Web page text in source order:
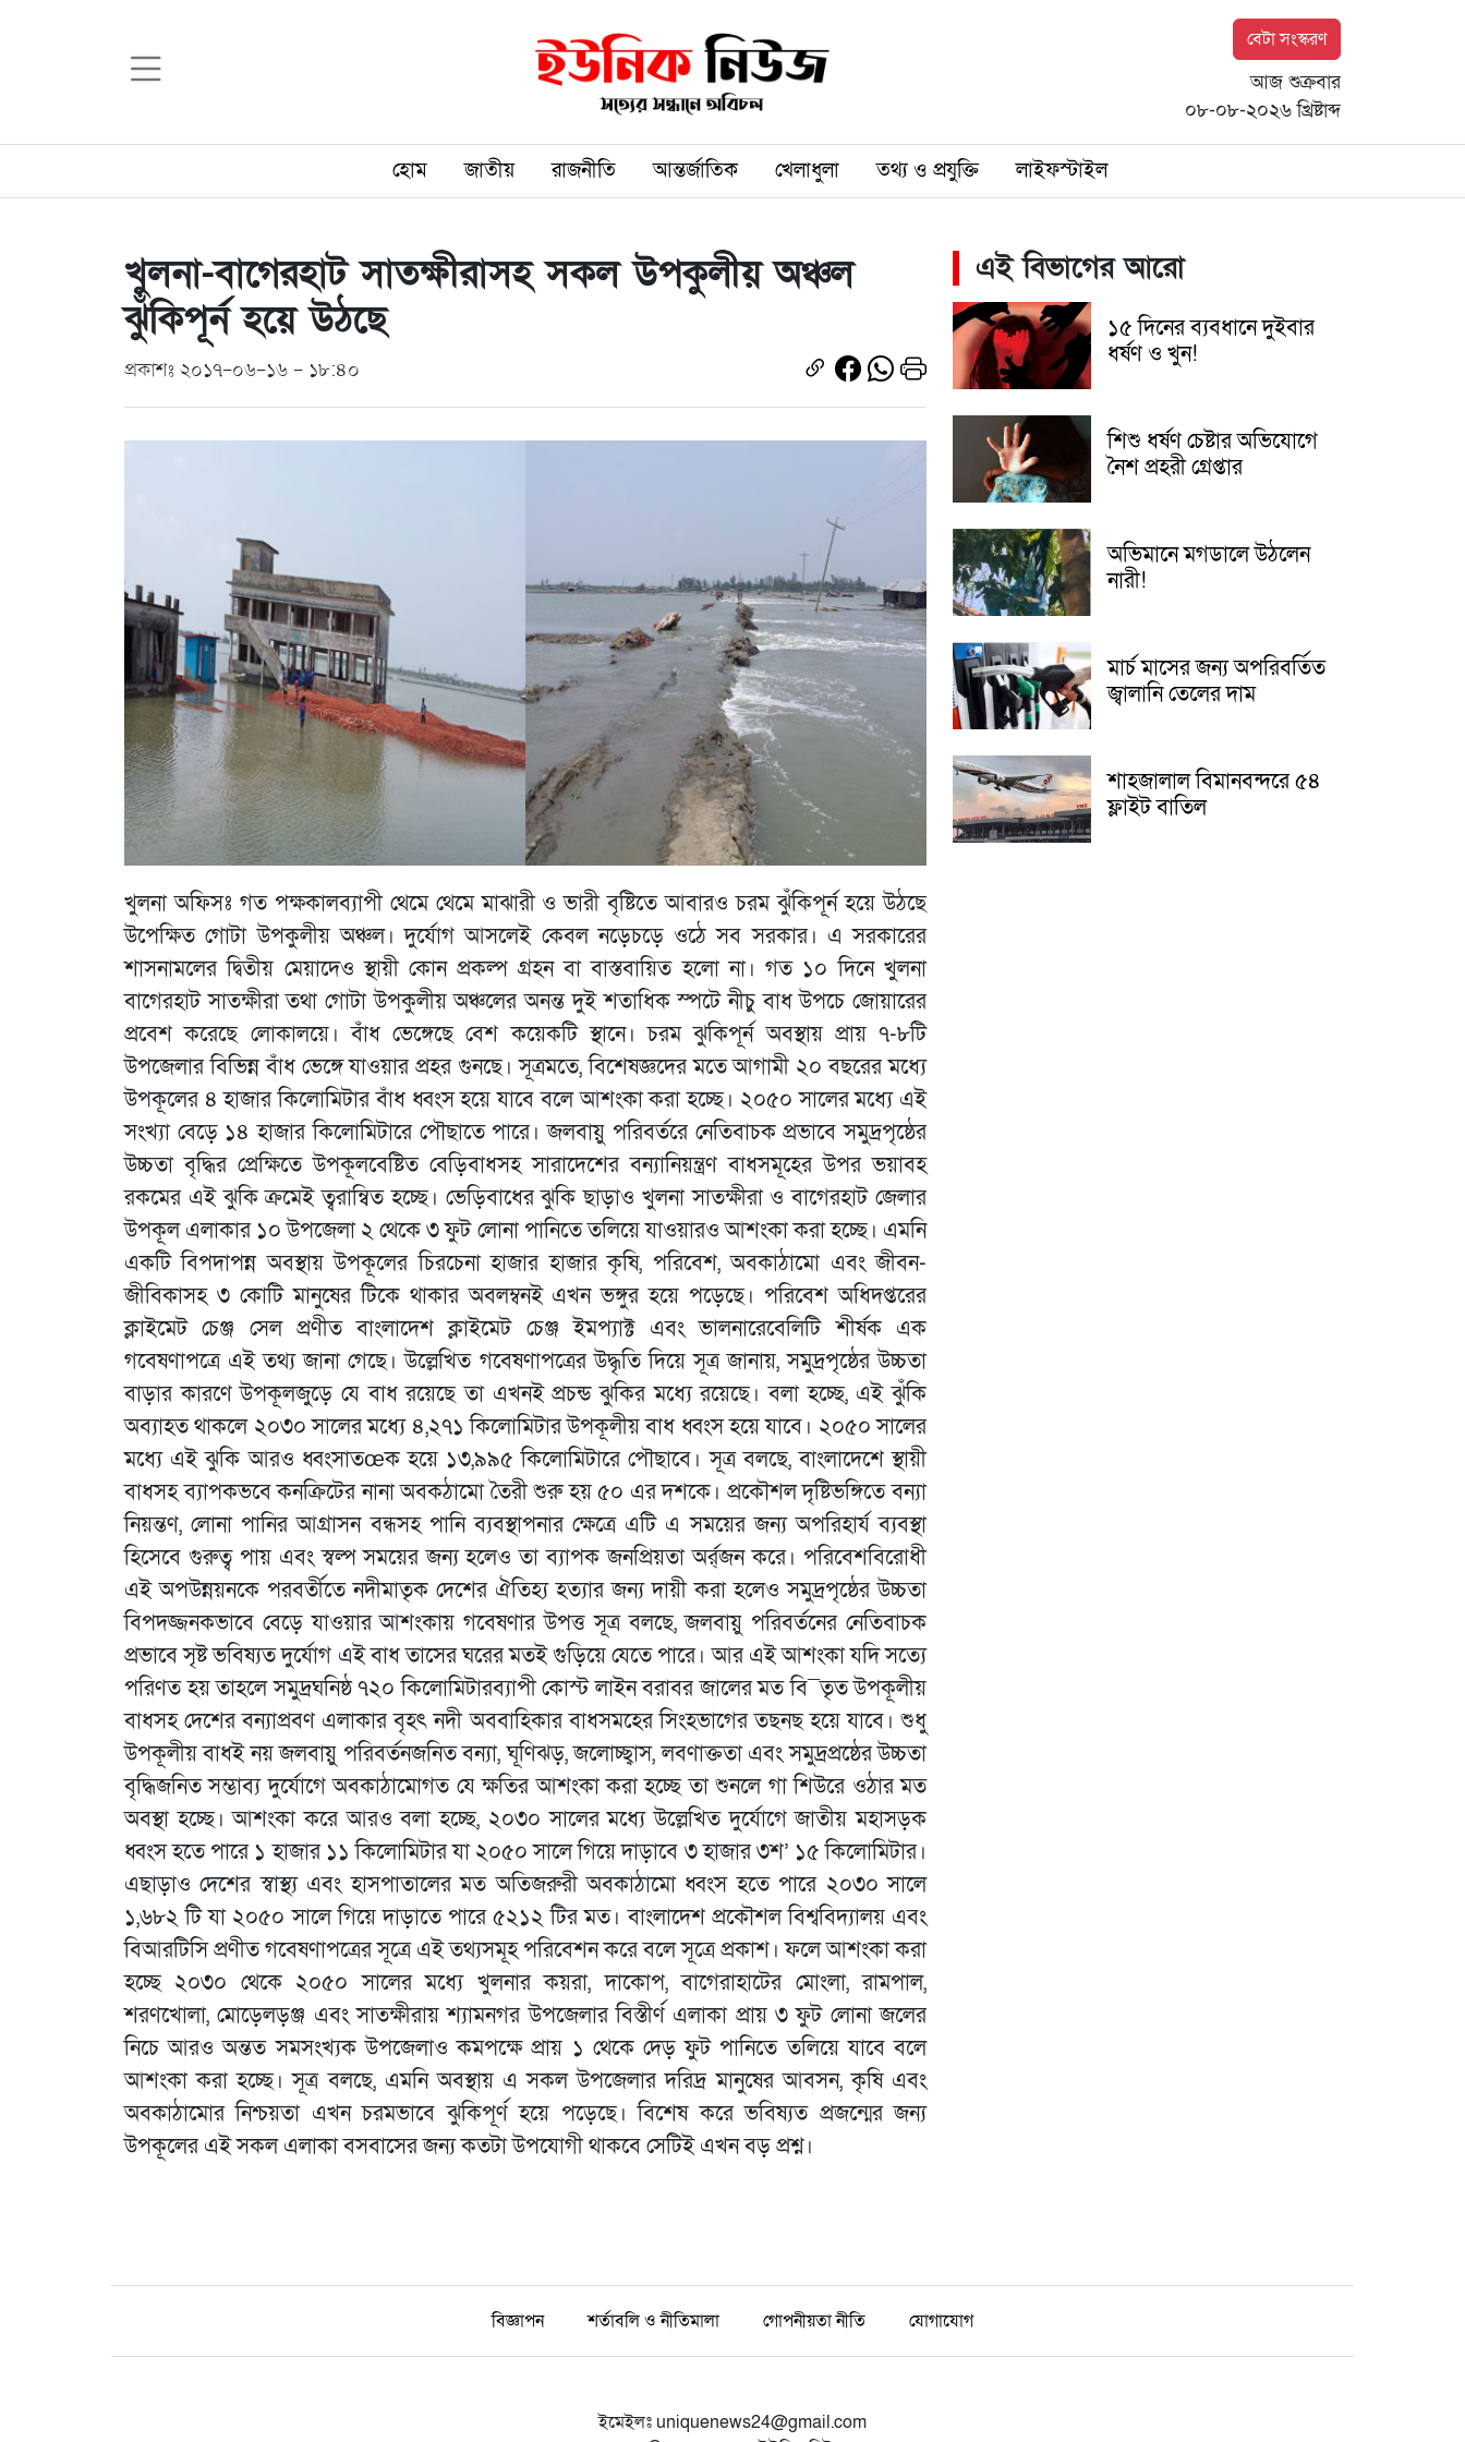
বেটা সংস্করণ
আজ শুক্রবার
০৮-০৮-২০২৬ খ্রিষ্টাব্দ
হোম জাতীয় রাজনীতি আন্তর্জাতিক খেলাধুলা তথ্য ও প্রযুক্তি লাইফস্টাইল
খুলনা-বাগেরহাট সাতক্ষীরাসহ সকল উপকুলীয় অঞ্চল
ঝুঁকিপূর্ন হয়ে উঠছে
প্রকাশঃ ২০১৭-০৬-১৬ - ১৮:৪০
খুলনা অফিসঃ গত পক্ষকালব্যাপী থেমে থেমে মাঝারী ও ভারী বৃষ্টিতে আবারও চরম ঝুঁকিপূর্ন হয়ে উঠছে
উপেক্ষিত গোটা উপকুলীয় অঞ্চল। দুর্যোগ আসলেই কেবল নড়েচড়ে ওঠে সব সরকার। এ সরকারের
শাসনামলের দ্বিতীয় মেয়াদেও স্থায়ী কোন প্রকল্প গ্রহন বা বাস্তবায়িত হলো না। গত ১০ দিনে খুলনা
বাগেরহাট সাতক্ষীরা তথা গোটা উপকুলীয় অঞ্চলের অনন্ত দুই শতাধিক স্পটে নীচু বাধ উপচে জোয়ারের
প্রবেশ করেছে লোকালয়ে। বাঁধ ভেঙ্গেছে বেশ কয়েকটি স্থানে। চরম ঝুকিপূর্ন অবস্থায় প্রায় ৭-৮টি
উপজেলার বিভিন্ন বাঁধ ভেঙ্গে যাওয়ার প্রহর গুনছে। সূত্রমতে, বিশেষজ্ঞদের মতে আগামী ২০ বছরের মধ্যে
উপকূলের ৪ হাজার কিলোমিটার বাঁধ ধ্বংস হয়ে যাবে বলে আশংকা করা হচ্ছে। ২০৫০ সালের মধ্যে এই
সংখ্যা বেড়ে ১৪ হাজার কিলোমিটারে পৌছাতে পারে। জলবায়ু পরিবর্তরে নেতিবাচক প্রভাবে সমুদ্রপৃষ্ঠের
উচ্চতা বৃদ্ধির প্রেক্ষিতে উপকূলবেষ্টিত বেড়িবাধসহ সারাদেশের বন্যানিয়ন্ত্রণ বাধসমূহের উপর ভয়াবহ
রকমের এই ঝুকি ক্রমেই ত্বরান্বিত হচ্ছে। ভেড়িবাধের ঝুকি ছাড়াও খুলনা সাতক্ষীরা ও বাগেরহাট জেলার
উপকূল এলাকার ১০ উপজেলা ২ থেকে ৩ ফুট লোনা পানিতে তলিয়ে যাওয়ারও আশংকা করা হচ্ছে। এমনি
একটি বিপদাপন্ন অবস্থায় উপকূলের চিরচেনা হাজার হাজার কৃষি, পরিবেশ, অবকাঠামো এবং জীবন-
জীবিকাসহ ৩ কোটি মানুষের টিকে থাকার অবলম্বনই এখন ভঙ্গুর হয়ে পড়েছে। পরিবেশ অধিদপ্তরের
ক্লাইমেট চেঞ্জ সেল প্রণীত বাংলাদেশ ক্লাইমেট চেঞ্জ ইমপ্যাক্ট এবং ভালনারেবেলিটি শীর্ষক এক
গবেষণাপত্রে এই তথ্য জানা গেছে। উল্লেখিত গবেষণাপত্রের উদ্ধৃতি দিয়ে সূত্র জানায়, সমুদ্রপৃষ্ঠের উচ্চতা
বাড়ার কারণে উপকূলজুড়ে যে বাধ রয়েছে তা এখনই প্রচন্ড ঝুকির মধ্যে রয়েছে। বলা হচ্ছে, এই ঝুঁকি
অব্যাহত থাকলে ২০৩০ সালের মধ্যে ৪,২৭১ কিলোমিটার উপকূলীয় বাধ ধ্বংস হয়ে যাবে। ২০৫০ সালের
মধ্যে এই ঝুকি আরও ধ্বংসাতœক হয়ে ১৩,৯৯৫ কিলোমিটারে পৌছাবে। সূত্র বলছে, বাংলাদেশে স্থায়ী
বাধসহ ব্যাপকভবে কনক্রিটের নানা অবকঠামো তৈরী শুরু হয় ৫০ এর দশকে। প্রকৌশল দৃষ্টিভঙ্গিতে বন্যা
নিয়ন্তণ, লোনা পানির আগ্রাসন বন্ধসহ পানি ব্যবস্থাপনার ক্ষেত্রে এটি এ সময়ের জন্য অপরিহার্য ব্যবস্থা
হিসেবে গুরুত্ব পায় এবং স্বল্প সময়ের জন্য হলেও তা ব্যাপক জনপ্রিয়তা অর্র্জন করে। পরিবেশবিরোধী
এই অপউন্নয়নকে পরবর্তীতে নদীমাতৃক দেশের ঐতিহ্য হত্যার জন্য দায়ী করা হলেও সমুদ্রপৃষ্ঠের উচ্চতা
বিপদজ্জনকভাবে বেড়ে যাওয়ার আশংকায় গবেষণার উপত্ত সূত্র বলছে, জলবায়ু পরিবর্তনের নেতিবাচক
প্রভাবে সৃষ্ট ভবিষ্যত দুর্যোগ এই বাধ তাসের ঘরের মতই গুড়িয়ে যেতে পারে। আর এই আশংকা যদি সত্যে
পরিণত হয় তাহলে সমুদ্রঘনিষ্ঠ ৭২০ কিলোমিটারব্যাপী কোস্ট লাইন বরাবর জালের মত বি¯তৃত উপকূলীয়
বাধসহ দেশের বন্যাপ্রবণ এলাকার বৃহৎ নদী অববাহিকার বাধসমহের সিংহভাগের তছনছ হয়ে যাবে। শুধু
উপকূলীয় বাধই নয় জলবায়ু পরিবর্তনজনিত বন্যা, ঘূণিঝড়, জলোচ্ছ্বাস, লবণাক্ততা এবং সমুদ্রপ্রষ্ঠের উচ্চতা
বৃদ্ধিজনিত সম্ভাব্য দুর্যোগে অবকাঠামোগত যে ক্ষতির আশংকা করা হচ্ছে তা শুনলে গা শিউরে ওঠার মত
অবস্থা হচ্ছে। আশংকা করে আরও বলা হচ্ছে, ২০৩০ সালের মধ্যে উল্লেখিত দুর্যোগে জাতীয় মহাসড়ক
ধ্বংস হতে পারে ১ হাজার ১১ কিলোমিটার যা ২০৫০ সালে গিয়ে দাড়াবে ৩ হাজার ৩শ’ ১৫ কিলোমিটার।
এছাড়াও দেশের স্বাস্থ্য এবং হাসপাতালের মত অতিজরুরী অবকাঠামো ধ্বংস হতে পারে ২০৩০ সালে
১,৬৮২ টি যা ২০৫০ সালে গিয়ে দাড়াতে পারে ৫২১২ টির মত। বাংলাদেশ প্রকৌশল বিশ্ববিদ্যালয় এবং
বিআরটিসি প্রণীত গবেষণাপত্রের সূত্রে এই তথ্যসমূহ পরিবেশন করে বলে সূত্রে প্রকাশ। ফলে আশংকা করা
হচ্ছে ২০৩০ থেকে ২০৫০ সালের মধ্যে খুলনার কয়রা, দাকোপ, বাগেরাহাটের মোংলা, রামপাল,
শরণখোলা, মোড়েলড়ঞ্জ এবং সাতক্ষীরায় শ্যামনগর উপজেলার বিস্তীর্ণ এলাকা প্রায় ৩ ফুট লোনা জলের
নিচে আরও অন্তত সমসংখ্যক উপজেলাও কমপক্ষে প্রায় ১ থেকে দেড় ফুট পানিতে তলিয়ে যাবে বলে
আশংকা করা হচ্ছে। সূত্র বলছে, এমনি অবস্থায় এ সকল উপজেলার দরিদ্র মানুষের আবসন, কৃষি এবং
অবকাঠামোর নিশ্চয়তা এখন চরমভাবে ঝুকিপূর্ণ হয়ে পড়েছে। বিশেষ করে ভবিষ্যত প্রজন্মের জন্য
উপকূলের এই সকল এলাকা বসবাসের জন্য কতটা উপযোগী থাকবে সেটিই এখন বড় প্রশ্ন।
এই বিভাগের আরো
১৫ দিনের ব্যবধানে দুইবার
ধর্ষণ ও খুন!
শিশু ধর্ষণ চেষ্টার অভিযোগে
নৈশ প্রহরী গ্রেপ্তার
অভিমানে মগডালে উঠলেন
নারী!
মার্চ মাসের জন্য অপরিবর্তিত
জ্বালানি তেলের দাম
শাহজালাল বিমানবন্দরে ৫৪
ফ্লাইট বাতিল
বিজ্ঞাপন শর্তাবলি ও নীতিমালা গোপনীয়তা নীতি যোগাযোগ
ইমেইলঃ uniquenews24@gmail.com